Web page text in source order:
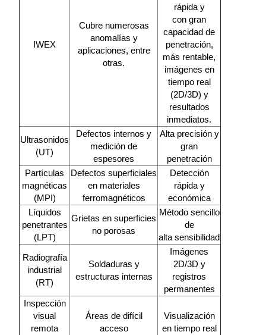
IWEX
Cubre numerosas
anomalías y
aplicaciones, entre
otras.
rápida y
con gran
capacidad de
penetración,
más rentable,
imágenes en
tiempo real
(2D/3D) y
resultados
inmediatos.
Ultrasonidos
(UT)
Defectos internos y
medición de
espesores
Alta precisión y
gran
penetración
Partículas
magnéticas
(MPI)
Defectos superficiales
en materiales
ferromagnéticos
Detección
rápida y
económica
Líquidos
penetrantes
(LPT)
Grietas en superficies
no porosas
Método sencillo
de
alta sensibilidad
Radiografía
industrial
(RT)
Soldaduras y
estructuras internas
Imágenes
2D/3D y
registros
permanentes
Inspección
visual
remota
Áreas de difícil
acceso
Visualización
en tiempo real